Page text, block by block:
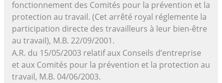
fonctionnement des Comités pour la prévention et la
protection au travail. (Cet arrêté royal réglemente la
participation directe des travailleurs à leur bien-être
au travail), M.B. 22/09/2001.
A.R. du 15/05/2003 relatif aux Conseils d’entreprise
et aux Comités pour la prévention et la protection au
travail, M.B. 04/06/2003.